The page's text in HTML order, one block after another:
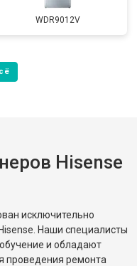
WDR9012V
Hisense
исключительно
Наши специалисты
и обладают
проведения ремонта